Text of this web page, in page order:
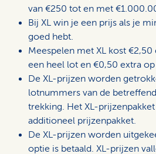
van €250 tot en met
Bij XL win je een prijs als je
goed hebt.
Meespelen met XL kost €2,50
een heel lot en €0,50 extra op
De XL-prijzen worden
lotnummers van de
trekking. Het XL-prijzenpakket
additioneel prijzenpakket.
De XL-prijzen worden
optie is betaald. XL-prijzen